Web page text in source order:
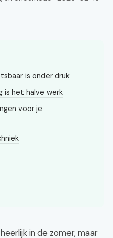
is onder druk
is het halve werk
voor je
in de zomer, maar